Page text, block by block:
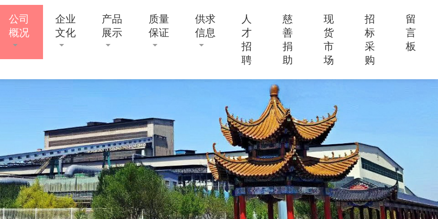
公司
概况
企业
文化
产品
展示
质量
保证
供求
信息
人
才
招
聘
慈
善
捐
助
现
货
市
场
招
标
采
购
留
言
板